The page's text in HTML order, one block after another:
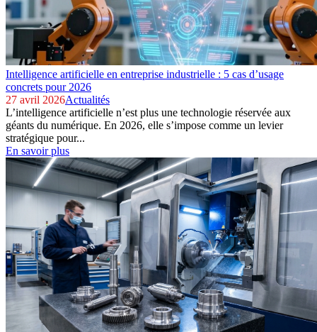
Intelligence artificielle en entreprise industrielle : 5 cas d’usage
concrets pour 2026
27 avril 2026Actualités
L’intelligence artificielle n’est plus une technologie réservée aux
géants du numérique. En 2026, elle s’impose comme un levier
stratégique pour...
En savoir plus